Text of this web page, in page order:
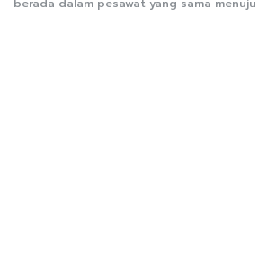
berada dalam pesawat yang sama